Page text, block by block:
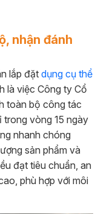
nhận đánh
lắp đặt dụng cụ thể
là việc Công ty Cổ
toàn bộ công tác
trong vòng 15 ngày
nhanh chóng
sản phẩm và
đạt tiêu chuẩn, an
phù hợp với môi